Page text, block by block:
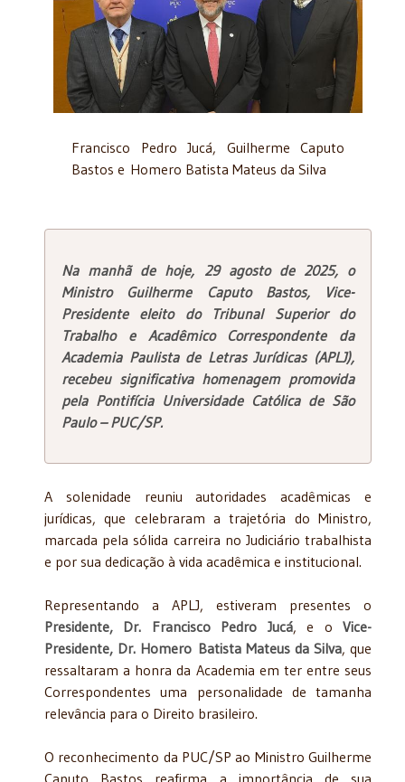
Francisco Pedro Jucá, Guilherme Caputo
Bastos e Homero Batista Mateus da Silva
Na manhã de hoje, 29 agosto de 2025, o
Ministro Guilherme Caputo Bastos, Vice-
Presidente eleito do Tribunal Superior do
Trabalho e Acadêmico Correspondente da
Academia Paulista de Letras Jurídicas (APLJ),
recebeu significativa homenagem promovida
pela Pontifícia Universidade Católica de São
Paulo – PUC/SP.
A solenidade reuniu autoridades acadêmicas e
jurídicas, que celebraram a trajetória do Ministro,
marcada pela sólida carreira no Judiciário trabalhista
e por sua dedicação à vida acadêmica e institucional.
Representando a APLJ, estiveram presentes o
Presidente, Dr. Francisco Pedro Jucá, e oVice-
Presidente, Dr. Homero Batista Mateus da Silva, que
ressaltaram a honra da Academia em ter entre seus
Correspondentes uma personalidade de tamanha
relevância para o Direito brasileiro.
O reconhecimento da PUC/SP ao Ministro Guilherme